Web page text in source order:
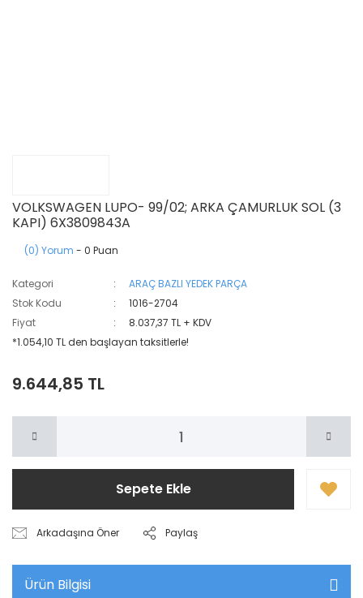
VOLKSWAGEN LUPO- 99/02; ARKA ÇAMURLUK SOL (3
KAPI) 6X3809843A
(0) Yorum - 0 Puan
Kategori
ARAÇ BAZLI YEDEK PARÇA
Stok Kodu
1016-2704
Fiyat
8.037,37 TL + KDV
*1.054,10 TL den başlayan taksitlerle!
9.644,85 TL
Sepete Ekle
Arkadaşına Öner Paylaş
Ürün Bilgisi